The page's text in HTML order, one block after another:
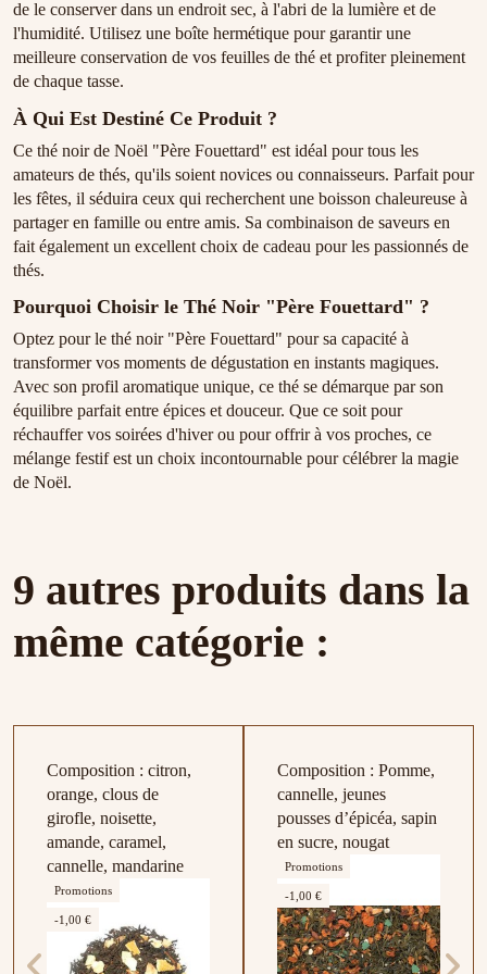
de le conserver dans un endroit sec, à l'abri de la lumière et de
l'humidité. Utilisez une boîte hermétique pour garantir une
meilleure conservation de vos feuilles de thé et profiter pleinement
de chaque tasse.
À Qui Est Destiné Ce Produit ?
Ce thé noir de Noël "Père Fouettard" est idéal pour tous les
amateurs de thés, qu'ils soient novices ou connaisseurs. Parfait pour
les fêtes, il séduira ceux qui recherchent une boisson chaleureuse à
partager en famille ou entre amis. Sa combinaison de saveurs en
fait également un excellent choix de cadeau pour les passionnés de
thés.
Pourquoi Choisir le Thé Noir "Père Fouettard" ?
Optez pour le thé noir "Père Fouettard" pour sa capacité à
transformer vos moments de dégustation en instants magiques.
Avec son profil aromatique unique, ce thé se démarque par son
équilibre parfait entre épices et douceur. Que ce soit pour
réchauffer vos soirées d'hiver ou pour offrir à vos proches, ce
mélange festif est un choix incontournable pour célébrer la magie
de Noël.
9 autres produits dans la
même catégorie :
Composition : citron,
orange, clous de
girofle, noisette,
amande, caramel,
cannelle, mandarine
Promotions
-1,00 €
Composition : Pomme,
cannelle, jeunes
pousses d’épicéa, sapin
en sucre, nougat
Promotions
-1,00 €